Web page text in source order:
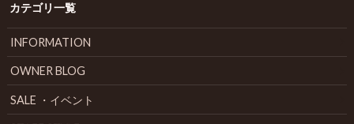
カテゴリ一覧
INFORMATION
OWNER BLOG
SALE ・イベント